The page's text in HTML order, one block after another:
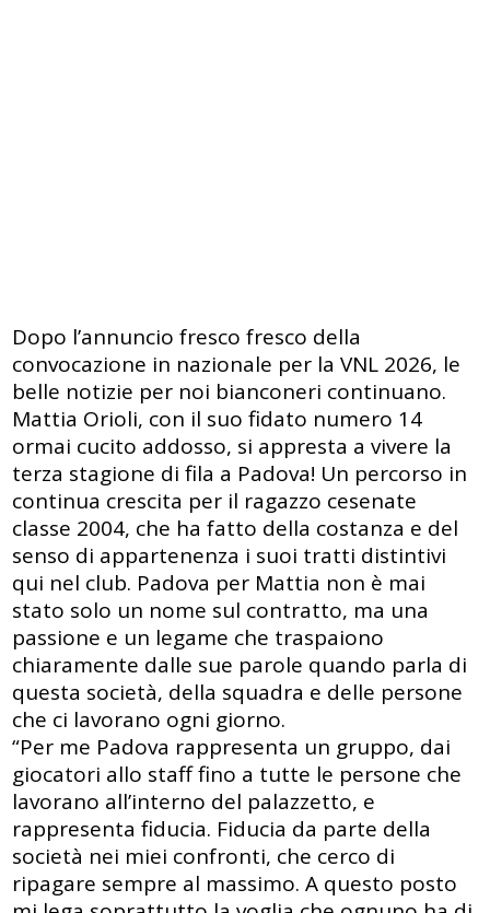
Dopo l’annuncio fresco fresco della
convocazione in nazionale per la VNL 2026, le
belle notizie per noi bianconeri continuano.
Mattia Orioli, con il suo fidato numero 14
ormai cucito addosso, si appresta a vivere la
terza stagione di fila a Padova! Un percorso in
continua crescita per il ragazzo cesenate
classe 2004, che ha fatto della costanza e del
senso di appartenenza i suoi tratti distintivi
qui nel club. Padova per Mattia non è mai
stato solo un nome sul contratto, ma una
passione e un legame che traspaiono
chiaramente dalle sue parole quando parla di
questa società, della squadra e delle persone
che ci lavorano ogni giorno.
“Per me Padova rappresenta un gruppo, dai
giocatori allo staff fino a tutte le persone che
lavorano all’interno del palazzetto, e
rappresenta fiducia. Fiducia da parte della
società nei miei confronti, che cerco di
ripagare sempre al massimo. A questo posto